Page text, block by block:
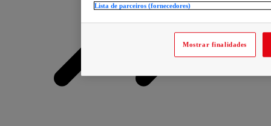
Lista de parceiros (fornecedores)
Mostrar finalidades